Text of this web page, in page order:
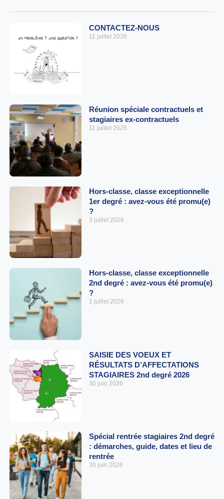
CONTACTEZ-NOUS
11 juillet 2026
Réunion spéciale contractuels et
stagiaires ex-contractuels
11 juillet 2026
Hors-classe, classe exceptionnelle
1er degré : avez-vous été promu(e)
?
3 juillet 2026
Hors-classe, classe exceptionnelle
2nd degré : avez-vous été promu(e)
?
1 juillet 2026
SAISIE DES VOEUX ET
RÉSULTATS D’AFFECTATIONS
STAGIAIRES 2nd degré 2026
30 juin 2026
Spécial rentrée stagiaires 2nd degré
: démarches, guide, dates et lieu de
rentrée
30 juin 2026